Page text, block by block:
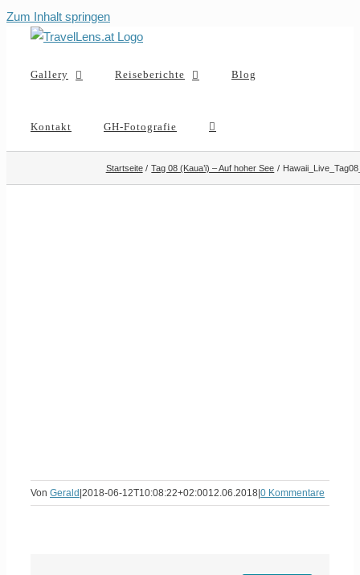
Zum Inhalt springen
Gallery Reiseberichte Blog
Kontakt GH-Fotografie
Startseite Tag 08 (Kaua’i) – Auf hoher See
Von Gerald 2018-06-12T10:08:22+02:0012.06.2018 0 Kommentare